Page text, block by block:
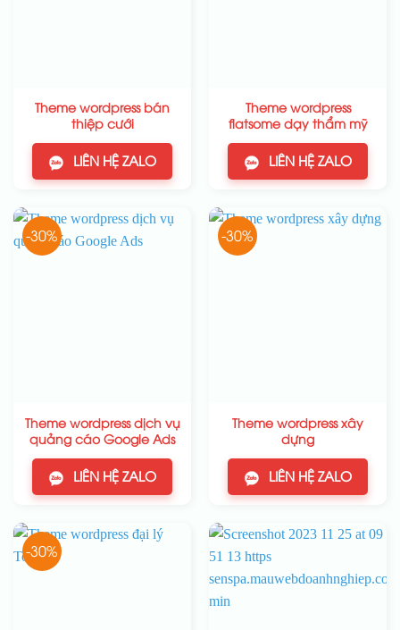
Theme wordpress bán
thiệp cưới
LIÊN HỆ ZALO
Theme wordpress
flatsome dạy thẩm mỹ
LIÊN HỆ ZALO
-30%
Theme wordpress dịch vụ
quảng cáo Google Ads
LIÊN HỆ ZALO
-30%
Theme wordpress xây
dựng
LIÊN HỆ ZALO
-30%